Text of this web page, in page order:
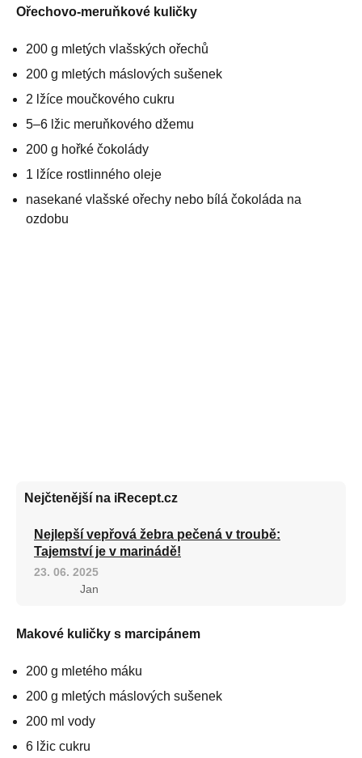
Ořechovo-meruňkové kuličky
200 g mletých vlašských ořechů
200 g mletých máslových sušenek
2 lžíce moučkového cukru
5–6 lžic meruňkového džemu
200 g hořké čokolády
1 lžíce rostlinného oleje
nasekané vlašské ořechy nebo bílá čokoláda na
ozdobu
Nejčtenější na iRecept.cz
Nejlepší vepřová žebra pečená v troubě:
Tajemství je v marinádě!
23. 06. 2025
Jan
Makové kuličky s marcipánem
200 g mletého máku
200 g mletých máslových sušenek
200 ml vody
6 lžic cukru